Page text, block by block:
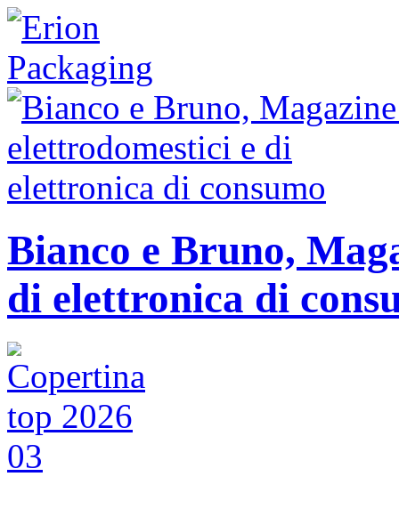
Bianco e Bruno,
di elettronica di